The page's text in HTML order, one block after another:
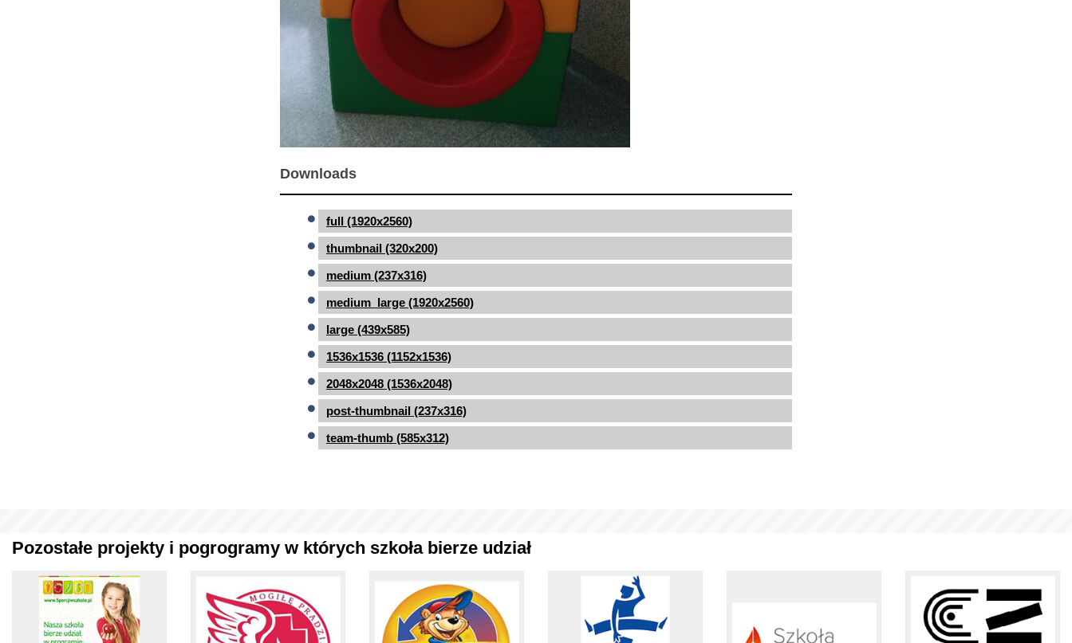
Downloads
full (1920x2560)
thumbnail (320x200)
medium (237x316)
medium_large (1920x2560)
large (439x585)
1536x1536 (1152x1536)
2048x2048 (1536x2048)
post-thumbnail (237x316)
team-thumb (585x312)
Pozostałe projekty i pogrogramy w których szkoła bierze udział